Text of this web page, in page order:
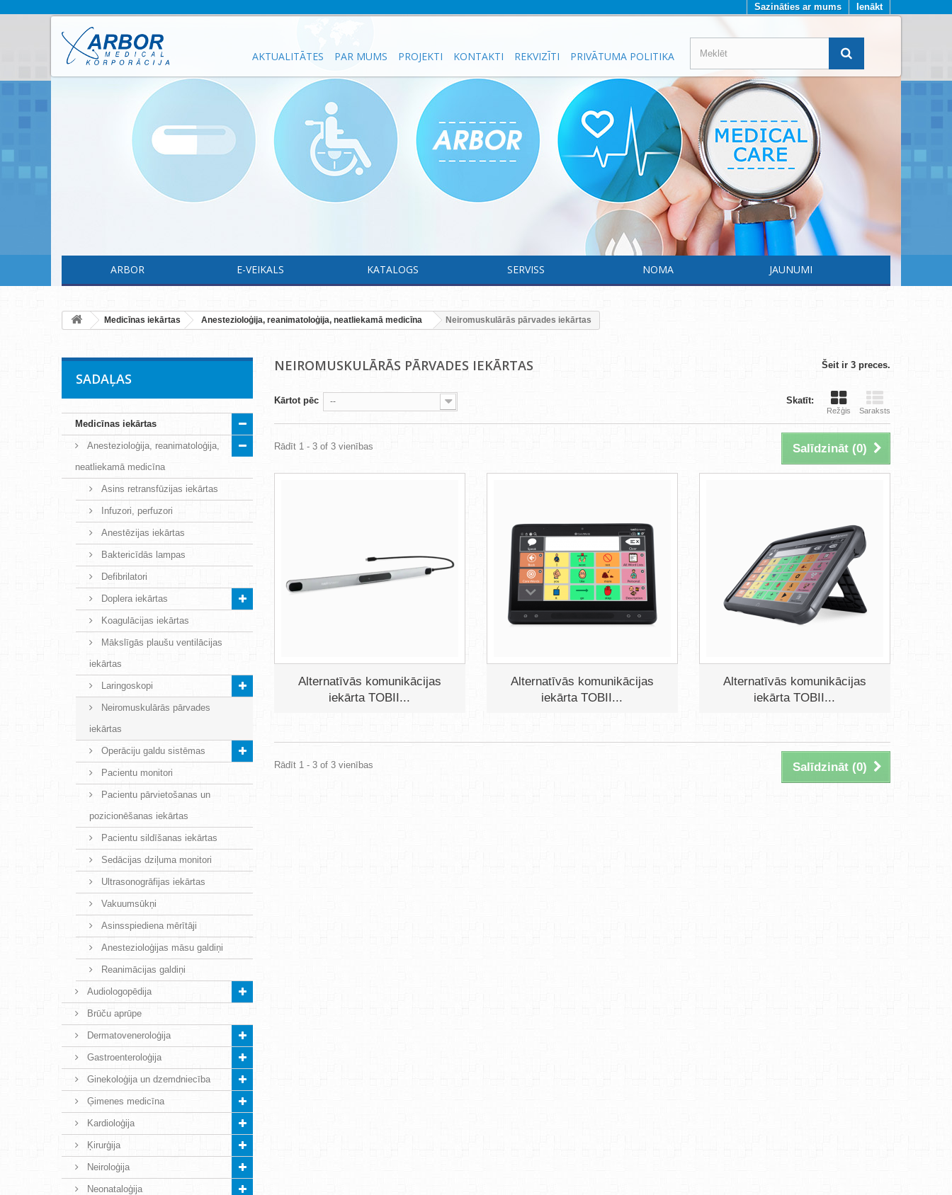
Ienākt
Sazināties ar mums
AKTUALITĀTES PAR MUMS PROJEKTI KONTAKTI REKVIZĪTI PRIVĀTUMA POLITIKA
ARBOR E-VEIKALS KATALOGS SERVISS NOMA JAUNUMI
Medicīnas iekārtas Anestezioloģija, reanimatoloģija, neatliekamā medicīna Neiromuskulārās pārvades iekārtas
SADAĻAS
Medicīnas iekārtas
Anestezioloģija, reanimatoloģija,
neatliekamā medicīna
Asins retransfūzijas iekārtas
Infuzori, perfuzori
Anestēzijas iekārtas
Baktericīdās lampas
Defibrilatori
Doplera iekārtas
Koagulācijas iekārtas
Mākslīgās plaušu ventilācijas
iekārtas
Laringoskopi
Neiromuskulārās pārvades
iekārtas
Operāciju galdu sistēmas
Pacientu monitori
Pacientu pārvietošanas un
pozicionēšanas iekārtas
Pacientu sildīšanas iekārtas
Sedācijas dziļuma monitori
Ultrasonogrāfijas iekārtas
Vakuumsūkņi
Asinsspiediena mērītāji
Anestezioloģijas māsu galdiņi
Reanimācijas galdiņi
Audiologopēdija
Brūču aprūpe
Dermatoveneroloģija
Gastroenteroloģija
Ginekoloģija un dzemdniecība
Ģimenes medicīna
Kardioloģija
Ķirurģija
Neiroloģija
Neonataloģija
NEIROMUSKULĀRĀS PĀRVADES IEKĀRTAS Šeit ir 3 preces.
Skatīt:
Režģis Saraksts
Kārtot pēc --
Salīdzināt (0)
Rādīt 1 - 3 of 3 vienības
Alternatīvās komunikācijas
iekārta TOBII...
Alternatīvās komunikācijas
iekārta TOBII...
Alternatīvās komunikācijas
iekārta TOBII...
Salīdzināt (0)
Rādīt 1 - 3 of 3 vienības